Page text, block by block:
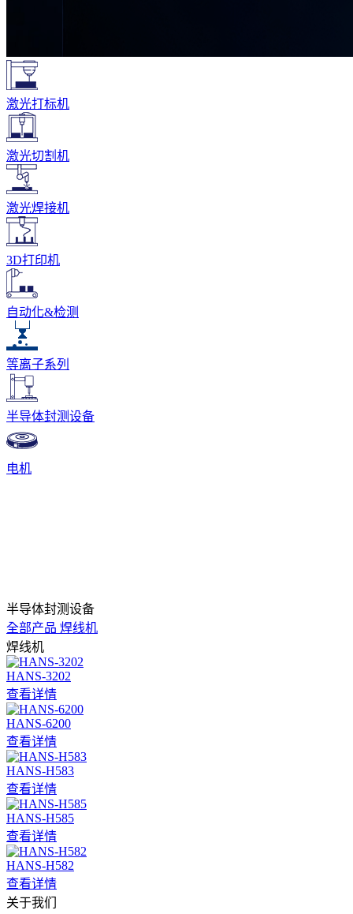
激光打标机
激光切割机
激光焊接机
3D打印机
自动化&检测
等离子系列
半导体封测设备
电机
半导体封测设备
全部产品 焊线机
焊线机
HANS-3202
查看详情
HANS-6200
查看详情
HANS-H583
查看详情
HANS-H585
查看详情
HANS-H582
查看详情
关于我们